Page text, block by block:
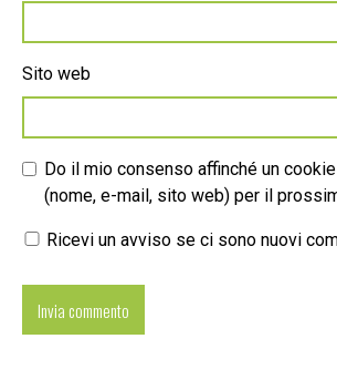
Sito web
Do il mio consenso affinché un
(nome, e-mail, sito web) per il
Ricevi un avviso se ci sono nuovi